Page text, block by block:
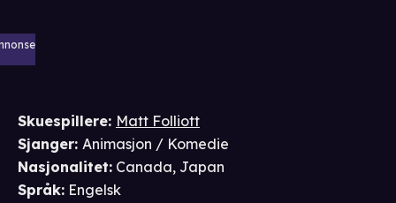
Skuespillere: Matt Folliott
Sjanger: Animasjon / Komedie
Nasjonalitet: Canada, Japan
Språk: Engelsk